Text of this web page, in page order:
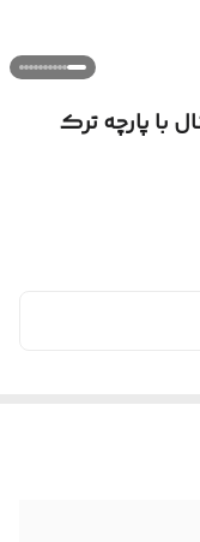
با پارچه ترک